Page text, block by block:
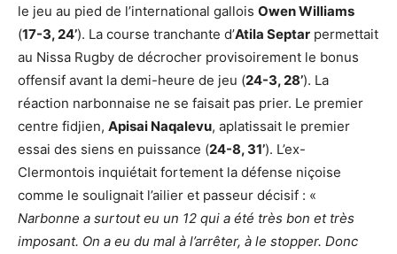
le jeu au pied de l’international gallois Owen Williams
(17-3, 24’). La course tranchante d’Atila Septar permettait
au Nissa Rugby de décrocher provisoirement le bonus
offensif avant la demi-heure de jeu (24-3, 28’). La
réaction narbonnaise ne se faisait pas prier. Le premier
centre fidjien, Apisai Naqalevu, aplatissait le premier
essai des siens en puissance (24-8, 31’). L’ex-
Clermontois inquiétait fortement la défense niçoise
comme le soulignait l’ailier et passeur décisif : «
Narbonne a surtout eu un 12 qui a été très bon et très
imposant. On a eu du mal à l’arrêter, à le stopper. Donc